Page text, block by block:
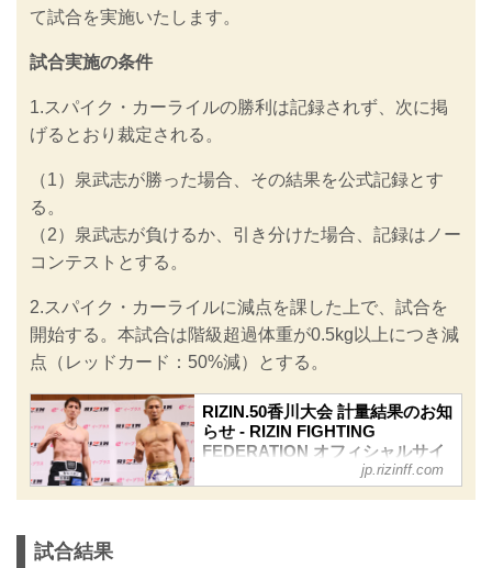
て試合を実施いたします。
試合実施の条件
1.スパイク・カーライルの勝利は記録されず、次に掲
げるとおり裁定される。
（1）泉武志が勝った場合、その結果を公式記録とす
る。
（2）泉武志が負けるか、引き分けた場合、記録はノー
コンテストとする。
2.スパイク・カーライルに減点を課した上で、試合を
開始する。本試合は階級超過体重が0.5kg以上につき減
点（レッドカード：50%減）とする。
RIZIN.50香川大会 計量結果のお知
らせ - RIZIN FIGHTING
FEDERATION オフィシャルサイ
明日、3月30日（日）あなぶきアリーナ
jp.rizinff.com
試合結果